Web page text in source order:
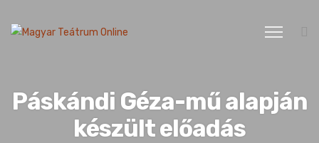
Páskándi Géza-mű alapján
készült előadás